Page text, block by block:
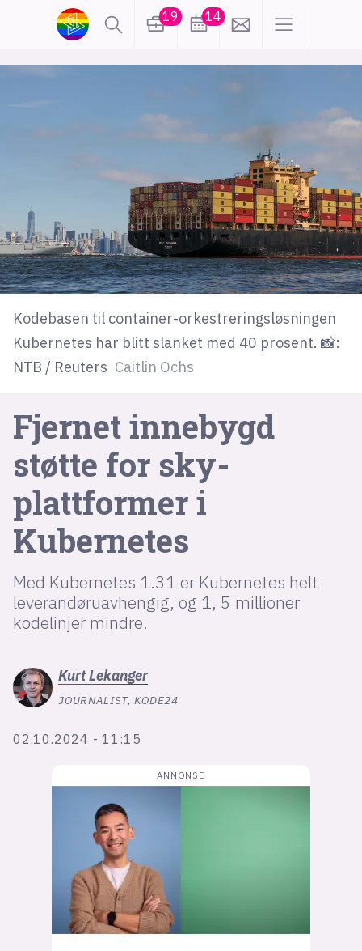
19 14
Kodebasen til container-orkestreringsløsningen
Kubernetes har blitt slanket med 40 prosent. 📸:
NTB / Reuters Caitlin Ochs
Fjernet innebygd
støtte for sky­
plattformer i
Kubernetes
Med Kubernetes 1.31 er Kubernetes helt
leverandøruavhengig, og 1, 5 millioner
kodelinjer mindre.
KurtLekanger
JOURNALIST, KODE24
02.10.2024 - 11:15
karriere
meninger
utdanning sikkerhet
kontor
frontend
backend
apputvikling
devops
IoT
design
tilgjengelighet
ukas koder
inn/ut
hobby
lys modus
nyhetsbrev
kode24-klubben
LinkedIn
Facebook
annonseguide
suksesshistorier
Bli firmapartner